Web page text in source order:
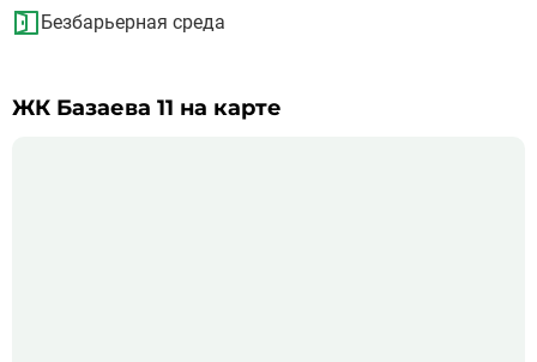
Безбарьерная среда
ЖК Базаева 11 на карте